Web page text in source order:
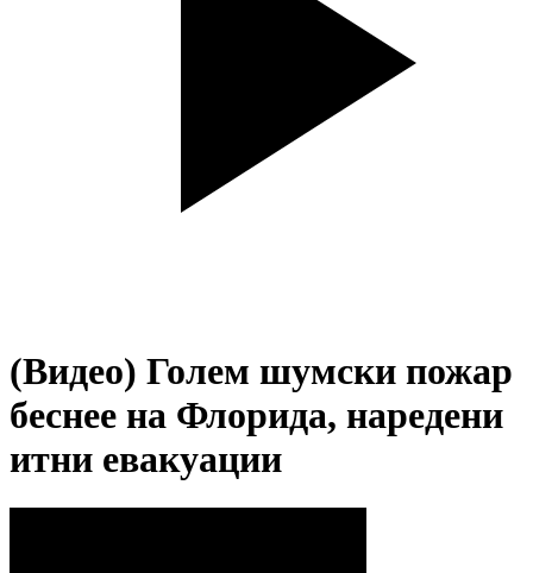
(Видео) Голем шумски пожар
беснее на Флорида, наредени
итни евакуации